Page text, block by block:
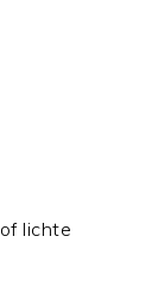
lichte